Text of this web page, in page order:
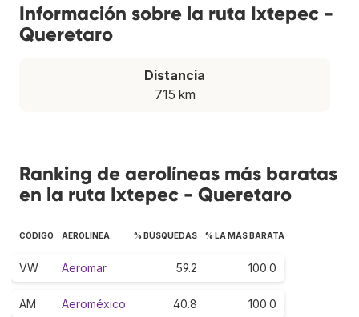
Información sobre la ruta Ixtepec -
Queretaro
Distancia
715 km
Ranking de aerolíneas más baratas
en la ruta Ixtepec - Queretaro
CÓDIGO AEROLÍNEA % BÚSQUEDAS % LA MÁS BARATA
VW Aeromar 59.2 100.0
AM Aeroméxico 40.8 100.0